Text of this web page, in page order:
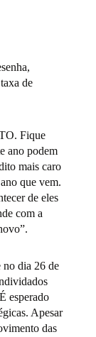
de
Fique
ano podem
mais caro
que vem.
de eles
com a
dia 26 de
esperado
Apesar
das